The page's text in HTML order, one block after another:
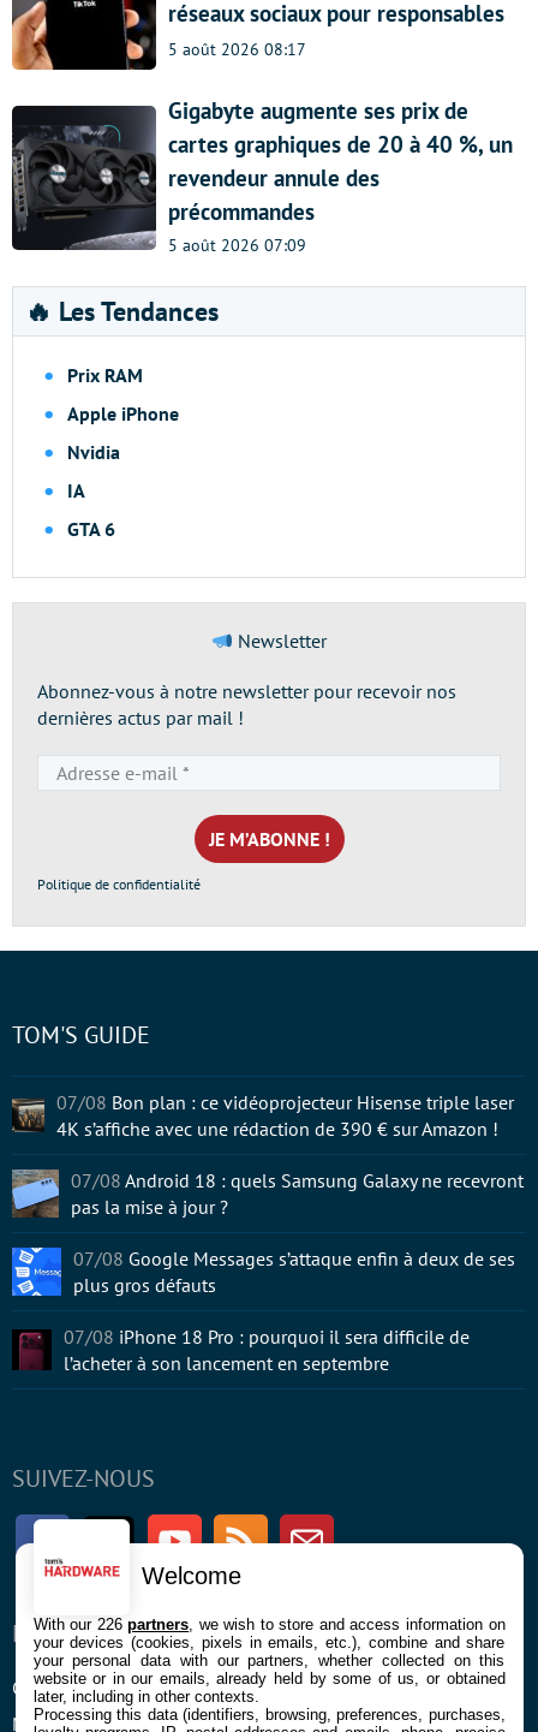
réseaux sociaux pour responsables
5 août 2026 08:17
Gigabyte augmente ses prix de
cartes graphiques de 20 à 40 %, un
revendeur annule des
précommandes
5 août 2026 07:09
🔥 Les Tendances
Prix RAM
Apple iPhone
Nvidia
IA
GTA 6
Newsletter
Abonnez-vous à notre newsletter pour recevoir nos
dernières actus par mail !
e-
mail
*
Politique de confidentialité
SUIVEZ-NOUS
FacebookTwitter Youtube RSS Newsletter
ENTREPRISE
Confidentialité et Cookies
Mentions légales et CGU
À PROPOS
Contact
TOM'S GUIDE
07/08 Bon plan : ce vidéoprojecteur Hisense triple laser
4K s’affiche avec une rédaction de 390 € sur Amazon !
07/08 Android 18 : quels Samsung Galaxy ne recevront
pas la mise à jour ?
07/08 Google Messages s’attaque enfin à deux de ses
plus gros défauts
07/08 iPhone 18 Pro : pourquoi il sera difficile de
l’acheter à son lancement en septembre
Welcome
With our 226partners , we wish to store and access information on
your devices (cookies, pixels in emails, etc.), combine and share
your personal data with our partners, whether collected on this
website or in our emails, already held by some of us, or obtained
later, including in other contexts.
Processing this data (identifiers, browsing, preferences, purchases,